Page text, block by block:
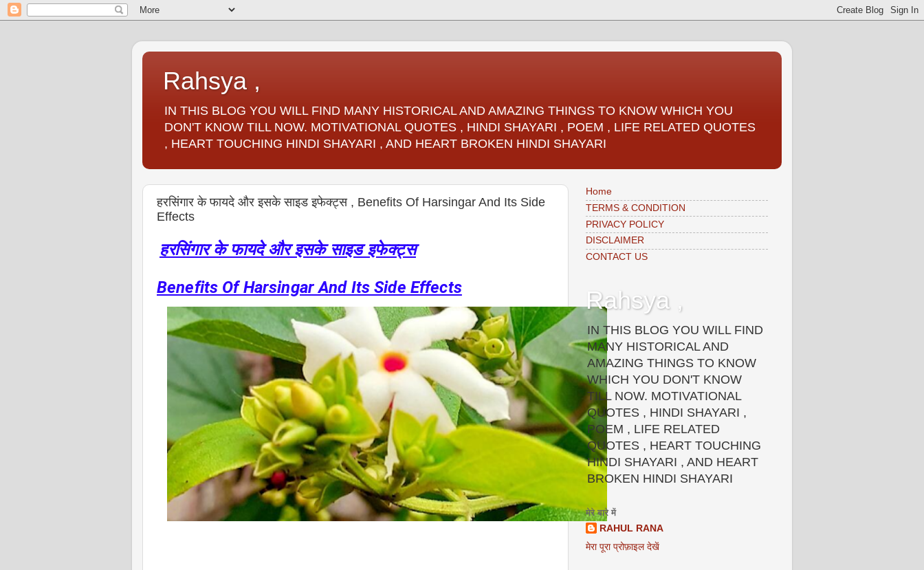
Rahsya ,
IN THIS BLOG YOU WILL FIND MANY HISTORICAL AND AMAZING THINGS TO KNOW WHICH YOU
DON'T KNOW TILL NOW. MOTIVATIONAL QUOTES , HINDI SHAYARI , POEM , LIFE RELATED QUOTES
, HEART TOUCHING HINDI SHAYARI , AND HEART BROKEN HINDI SHAYARI
हरसिंगार के फायदे और इसके साइड इफेक्ट्स , Benefits Of Harsingar And Its Side
Effects
हरसिंगार के फायदे और इसके साइड इफेक्ट्स
Benefits Of Harsingar And Its Side Effects
Home
TERMS & CONDITION
PRIVACY POLICY
DISCLAIMER
CONTACT US
Rahsya ,
IN THIS BLOG YOU WILL FIND
MANY HISTORICAL AND
AMAZING THINGS TO KNOW
WHICH YOU DON'T KNOW
TILL NOW. MOTIVATIONAL
QUOTES , HINDI SHAYARI ,
POEM , LIFE RELATED
QUOTES , HEART TOUCHING
HINDI SHAYARI , AND HEART
BROKEN HINDI SHAYARI
मेरे बारे में
RAHUL RANA
मेरा पूरा प्रोफ़ाइल देखें